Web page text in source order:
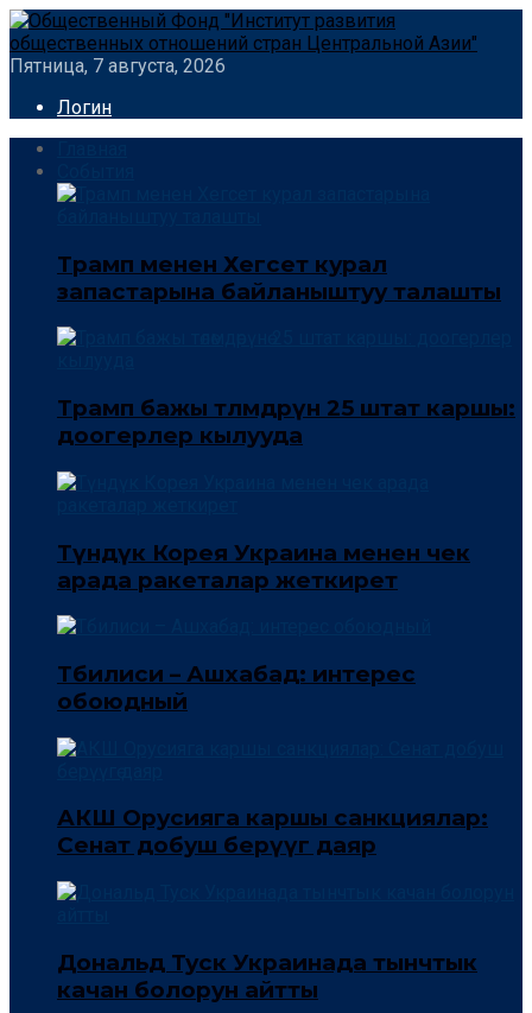
Пятница, 7 августа, 2026
Логин
Трамп менен Хегсет курал
запастарына байланыштуу талашты
Трамп бажы төлөмдөрүнө 25 штат каршы:
доогерлер кылууда
Түндүк Корея Украина менен чек
арада ракеталар жеткирет
Тбилиси – Ашхабад: интерес
обоюдный
АКШ Орусияга каршы санкциялар:
Сенат добуш берүүгө даяр
Дональд Туск Украинада тынчтык
качан болорун айтты